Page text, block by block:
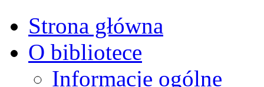
Strona główna
O bibliotece
Informacje ogólne